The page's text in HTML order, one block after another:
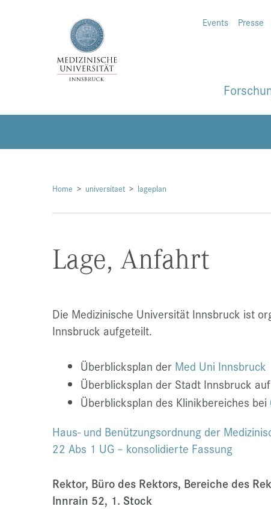
Events Presse
Home universitaet lageplan
Lage, Anfahrt
Die Medizinische Universität Innsbruck ist
Innsbruck aufgeteilt.
Überblicksplan der Med Uni Innsbruck
Überblicksplan der Stadt Innsbruck auf
Überblicksplan des Klinikbereiches bei
Haus- und Benützungsordnung der
22 Abs 1 UG – konsolidierte Fassung
Rektor, Büro des Rektors, Bereiche des
Innrain 52, 1. Stock